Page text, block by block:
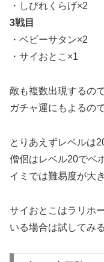
・しびれくらげ×2
3戦目
・ベビーサタン×2
・サイおとこ×1
敵も複数出現するの
ガチャ運にもよるの
とりあえずレベルは
僧侶はレベル20でベ
イミでは難易度が大
サイおとこはラリホ
いる場合は試してみ